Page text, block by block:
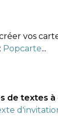
vos
Popcarte...
de textes à